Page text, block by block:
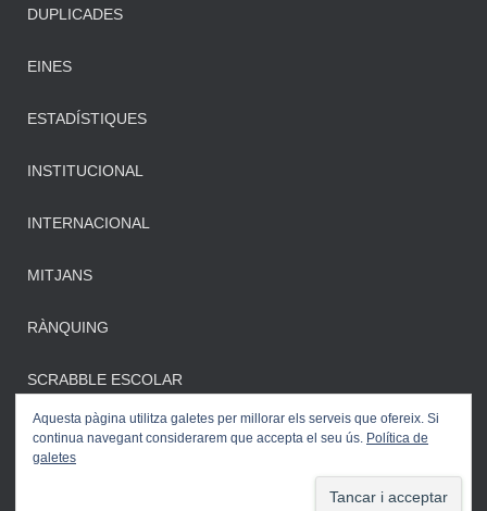
DUPLICADES
EINES
ESTADÍSTIQUES
INSTITUCIONAL
INTERNACIONAL
MITJANS
RÀNQUING
SCRABBLE ESCOLAR
ThemeIsle
Aquesta pàgina utilitza galetes per millorar els serveis que ofereix. Si
continua navegant considerarem que accepta el seu ús. Política de
galetes